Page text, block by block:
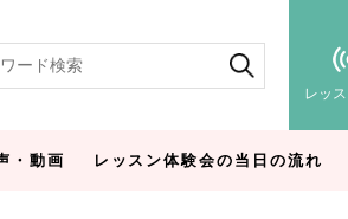
レッ
・動画 レッスン体験会の当日の流れ